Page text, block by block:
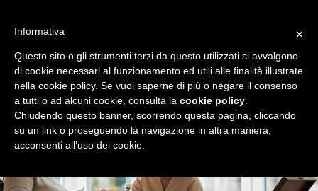
MENU
Servizi Rassegna Stampa Contatti
CHI
SIAMO
SERVIZI
Servizio
Sociale
Centro
per
famiglie
Strutture
per
Sportello
assistenti
CONCORSI
GARE
×
Informativa
Questo sito o gli strumenti terzi da questo utilizzati si avvalgono
di cookie necessari al funzionamento ed utili alle finalità illustrate
nella cookie policy. Se vuoi saperne di più o negare il consenso
a tutti o ad alcuni cookie, consulta la cookie policy
Chiudendo questo banner, scorrendo questa pagina, cliccando
su un link o proseguendo la navigazione in altra maniera,
acconsenti all’uso dei cookie.